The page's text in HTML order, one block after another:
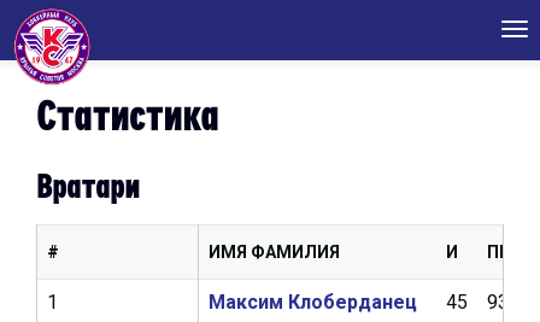
Статистика
Вратари
ИМЯ ФАМИЛИЯ И ПШ
Максим Клоберданец 45 93
#
1